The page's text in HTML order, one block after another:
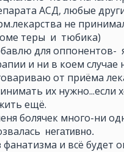
АСД, любые
не
теры и тюбика)
для оппонентов-
и ни в коем случае
от приёма
их нужно...если
ещё.
болячек много-ни
негативно.
фанатизма и всё будет